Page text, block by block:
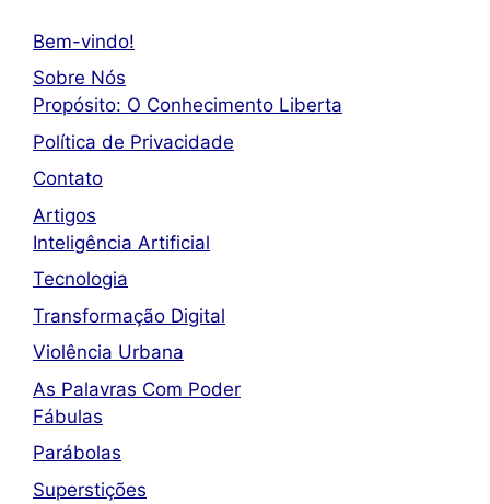
Bem-vindo!
Sobre Nós
Propósito: O Conhecimento Liberta
Política de Privacidade
Contato
Artigos
Inteligência Artificial
Tecnologia
Transformação Digital
Violência Urbana
As Palavras Com Poder
Fábulas
Parábolas
Superstições